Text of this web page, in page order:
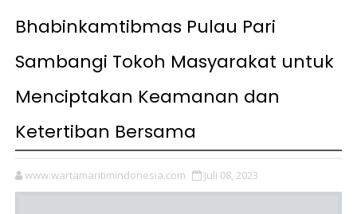
Bhabinkamtibmas Pulau Pari
Sambangi Tokoh Masyarakat untuk
Menciptakan Keamanan dan
Ketertiban Bersama
www.wartamaritimindonesia.com Juli 08, 2023